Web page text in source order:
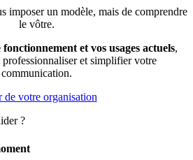
imposer un modèle, mais de comprendre
le vôtre.
et vos usages actuels,
et simplifier votre
communication.
de votre organisation
?